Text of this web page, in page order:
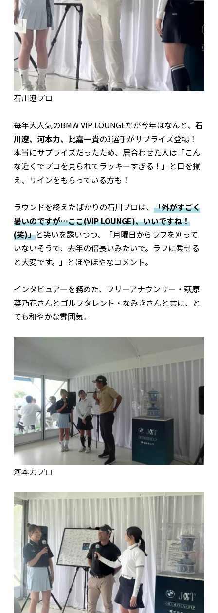
石川遼プロ
毎年大人気のBMW VIP LOUNGEだが今年はなんと、 石
川遼、河本力、比嘉一貴の3選手がサプライズ登場！
本当にサプライズだったため、居合わせた人は「こん
な近くでプロを見られてラッキーすぎる！」と口を揃
え、サインをもらっている方も！
ラウンドを終えたばかりの石川プロは、 「外がすごく
暑いのですが…ここ(VIP LOUNGE)、いいですね！
(笑)」と笑いを誘いつつ、「月曜日からラフを刈って
いないそうで、去年の倍長いみたいで。ラフに乗せる
と大変です。」とほやほやなコメント。
インタビュアーを務めた、フリーアナウンサー・萩原
菜乃花さんとゴルフタレント・なみきさんと共に、と
ても和やかな雰囲気。
河本力プロ